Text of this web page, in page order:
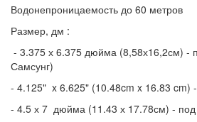
Водонепроницаемость до 60 метров
Размер, дм :
- 3.375 х 6.375 дюйма (8,58х16,2см) -
Самсунг)
- 4.125" x 6.625" (10.48cm x 16.83 cm)
- 4.5 х 7 дюйма (11.43 х 17.78см) - под